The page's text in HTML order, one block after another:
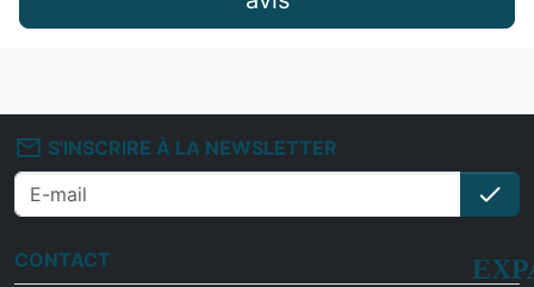
mail_outline S'INSCRIRE À LA NEWSLETTER
check
CONTACT